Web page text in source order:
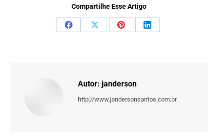
Compartilhe Esse Artigo
Share
Share
Share
Share
Autor: janderson
http://www.jandersonsantos.com.br